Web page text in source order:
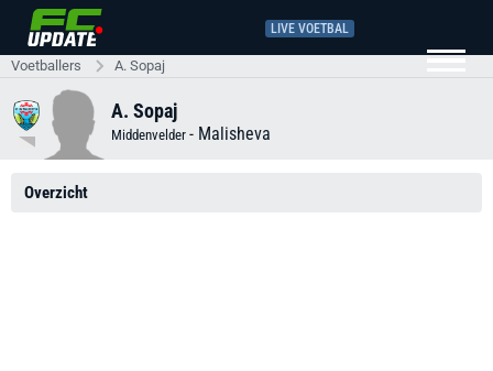
LIVE VOETBAL
Voetballers A. Sopaj
A. Sopaj
Middenvelder - Malisheva
Overzicht